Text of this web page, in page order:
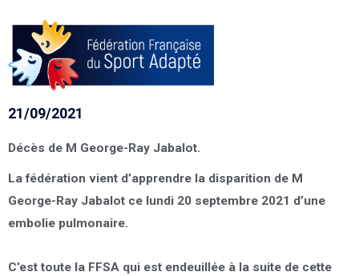
21/09/2021
Décès de M George-Ray Jabalot.
La fédération vient d’apprendre la disparition de M
George-Ray Jabalot ce lundi 20 septembre 2021 d’une
embolie pulmonaire.
C’est toute la FFSA qui est endeuillée à la suite de cette